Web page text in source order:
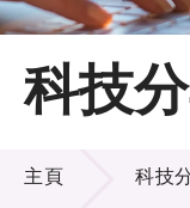
主頁
關於LSCM
技術商品化
科技
科技分享
主頁 科技